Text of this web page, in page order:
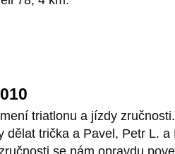
triatlonu a jízdy
dělat trička a Pavel, Petr L.
se nám opravdu